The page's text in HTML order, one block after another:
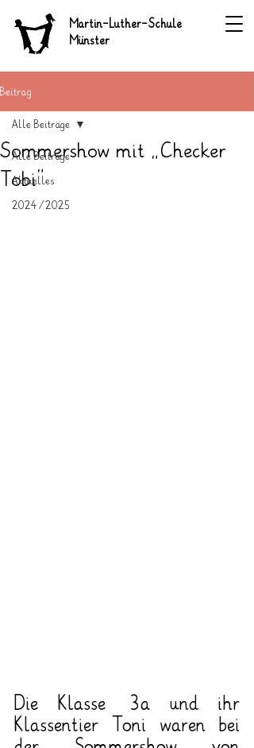
Martin-Luther-Schule
Münster
Beitrag
Alle Beiträge
Aktuelles
2024/2025
Alle Beiträge
Sommershow mit „Checker
Tobi“
Die Klasse 3a und ihr
Klassentier Toni waren bei